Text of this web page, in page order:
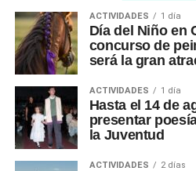
ACTIVIDADES 1 día
Día del Niño en
concurso de
será la gran
ACTIVIDADES 1 día
Hasta el 14 de
presentar
la Juventud
ACTIVIDADES 2 días